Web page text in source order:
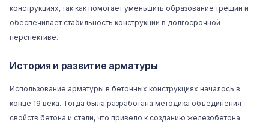
конструкциях, так как помогает уменьшить образование трещин и
обеспечивает стабильность конструкции в долгосрочной
перспективе.
История и развитие арматуры
Использование арматуры в бетонных конструкциях началось в
конце 19 века. Тогда была разработана методика объединения
свойств бетона и стали, что привело к созданию железобетона.